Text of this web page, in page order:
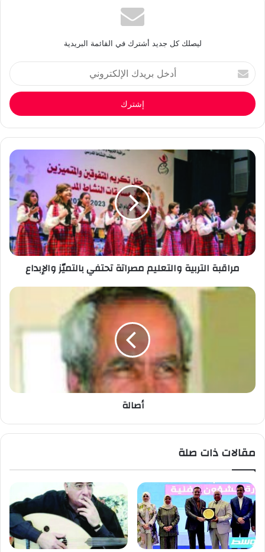
ليصلك كل جديد أشترك في القائمة البريدية
أدخل
بريدك
الإلكتروني
مراقبة التربية والتعليم مصراتة تحتفي بالتميّز والإبداع
أصالة
مقالات ذات صلة